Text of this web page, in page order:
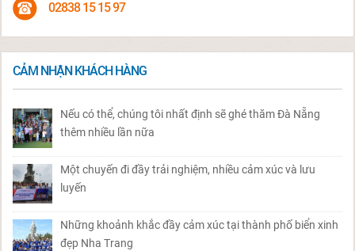
02838 15 15 97
CẢM NHẬN KHÁCH HÀNG
Nếu có thể, chúng tôi nhất định sẽ ghé thăm Đà Nẵng
thêm nhiều lần nữa
Một chuyến đi đầy trải nghiệm, nhiều cảm xúc và lưu
luyến
Những khoảnh khắc đầy cảm xúc tại thành phố biển xinh
đẹp Nha Trang